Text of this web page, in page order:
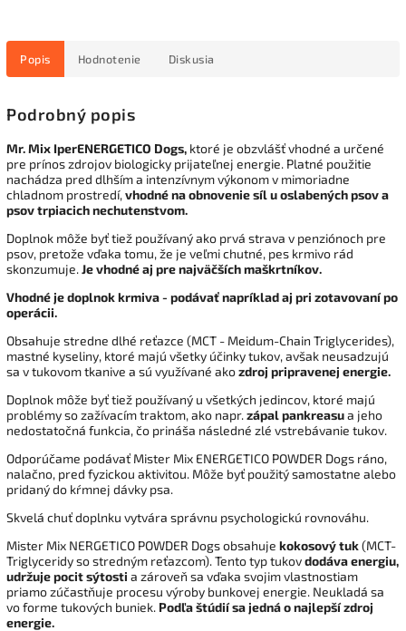
Popis Hodnotenie Diskusia
Podrobný popis
Mr. Mix IperENERGETICO Dogs, ktoré je obzvlášť vhodné a určené
pre prínos zdrojov biologicky prijateľnej energie. Platné použitie
nachádza pred dlhším a intenzívnym výkonom v mimoriadne
chladnom prostredí,vhodné na obnovenie síl u oslabených psov a
psov trpiacich nechutenstvom.
Doplnok môže byť tiež používaný ako prvá strava v penziónoch pre
psov, pretože vďaka tomu, že je veľmi chutné, pes krmivo rád
skonzumuje.Je vhodné aj pre najväčších maškrtníkov.
Vhodné je doplnok krmiva - podávať napríklad aj pri zotavovaní po
operácii.
Obsahuje stredne dlhé reťazce (MCT - Meidum-Chain Triglycerides),
mastné kyseliny, ktoré majú všetky účinky tukov, avšak neusadzujú
sa v tukovom tkanive a sú využívané akozdroj pripravenej energie.
Doplnok môže byť tiež používaný u všetkých jedincov, ktoré majú
problémy so zažívacím traktom, ako napr.zápal pankreasua jeho
nedostatočná funkcia, čo prináša následné zlé vstrebávanie tukov.
Odporúčame podávať Mister Mix ENERGETICO POWDER Dogs ráno,
nalačno, pred fyzickou aktivitou. Môže byť použitý samostatne alebo
pridaný do kŕmnej dávky psa.
Skvelá chuť doplnku vytvára správnu psychologickú rovnováhu.
Mister Mix NERGETICO POWDER Dogs obsahuje kokosový tuk(MCT-
Triglyceridy so stredným reťazcom). Tento typ tukovdodáva energiu,
udržuje pocit sýtosti a zároveň sa vďaka svojim vlastnostiam
priamo zúčastňuje procesu výroby bunkovej energie. Neukladá sa
vo forme tukových buniek. Podľa štúdií sa jedná o najlepší zdroj
energie.